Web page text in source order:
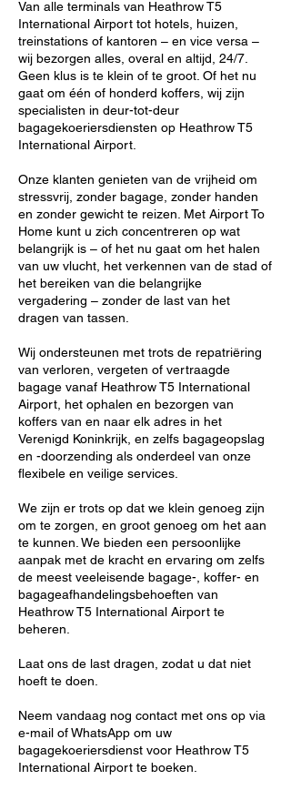
Van alle terminals van Heathrow T5
International Airport tot hotels, huizen,
treinstations of kantoren – en vice versa –
wij bezorgen alles, overal en altijd, 24/7.
Geen klus is te klein of te groot. Of het nu
gaat om één of honderd koffers, wij zijn
specialisten in deur-tot-deur
bagagekoeriersdiensten op Heathrow T5
International Airport.
Onze klanten genieten van de vrijheid om
stressvrij, zonder bagage, zonder handen
en zonder gewicht te reizen. Met Airport To
Home kunt u zich concentreren op wat
belangrijk is – of het nu gaat om het halen
van uw vlucht, het verkennen van de stad of
het bereiken van die belangrijke
vergadering – zonder de last van het
dragen van tassen.
Wij ondersteunen met trots de repatriëring
van verloren, vergeten of vertraagde
bagage vanaf Heathrow T5 International
Airport, het ophalen en bezorgen van
koffers van en naar elk adres in het
Verenigd Koninkrijk, en zelfs bagageopslag
en -doorzending als onderdeel van onze
flexibele en veilige services.
We zijn er trots op dat we klein genoeg zijn
om te zorgen, en groot genoeg om het aan
te kunnen. We bieden een persoonlijke
aanpak met de kracht en ervaring om zelfs
de meest veeleisende bagage-, koffer- en
bagageafhandelingsbehoeften van
Heathrow T5 International Airport te
beheren.
Laat ons de last dragen, zodat u dat niet
hoeft te doen.
Neem vandaag nog contact met ons op via
e-mail of WhatsApp om uw
bagagekoeriersdienst voor Heathrow T5
International Airport te boeken.